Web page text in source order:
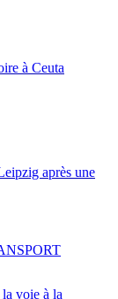
à Ceuta
après une
voie à la